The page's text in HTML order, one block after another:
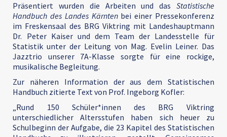
Präsentiert wurden die Arbeiten und das Statistische
Handbuch des Landes Kärntenbei einer Pressekonferenz
im Freskensaal des BRG Viktring mit Landeshauptmann
Dr. Peter Kaiser und dem Team der Landesstelle für
Statistik unter der Leitung von Mag. Evelin Leiner. Das
Jazztrio unserer 7A-Klasse sorgte für eine rockige,
musikalische Begleitung.
Zur näheren Information der aus dem Statistischen
Handbuch zitierte Text von Prof. Ingeborg Kofler:
„Rund 150 Schüler*innen des BRG Viktring
unterschiedlicher Altersstufen haben sich heuer zu
Schulbeginn der Aufgabe, die 23 Kapitel des Statistischen